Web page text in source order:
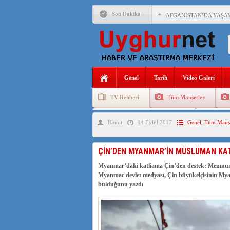
Son Dakika AFGANİSTAN’DA
ANAHTAR PARTİ
ÇİN’İN DOĞU
DİYANET AKADEMİSİ
ÇİN’İN UYGUR
MHP’DEN URUMÇİ
İŞGALCİ ÇİN’DEN
Genel Tarih Video Galeri
TV Rehberi Tüm Manşetler
Uygurlarda Düğün ve Cenaze
Hamit 14 Eylül 2017 Genel Tüm
ÇİN’DEN MYANMAR’İN MÜSLÜMAN
Myanmar’daki katliama Çin’den destek:
Myanmar devlet medyası, Çin büyükelçisinin
bulduğunu yazdı